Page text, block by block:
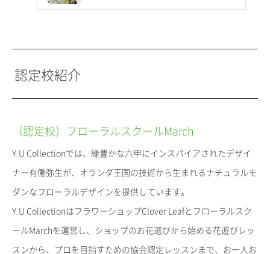
認定校紹介
（認定校）フローラルスクールMarch
Y.U Collectionでは、緑豊かな六甲にインスパイアされたデザイ
ナー有働弥生が、オランダ王国の技術から生まれるナチュラルモ
ダンなフローラルデザインを提供しています。
Y.U CollectionはフラワーショップClover Leafとフローラルスク
ールMarchを運営し、ショップのお花選びから始める花遊びレッ
スンから、プロを目指すための協会認定レッスンまで、お一人お